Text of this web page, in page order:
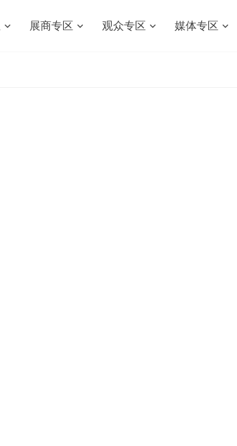
展商专区 观众专区 媒体专区